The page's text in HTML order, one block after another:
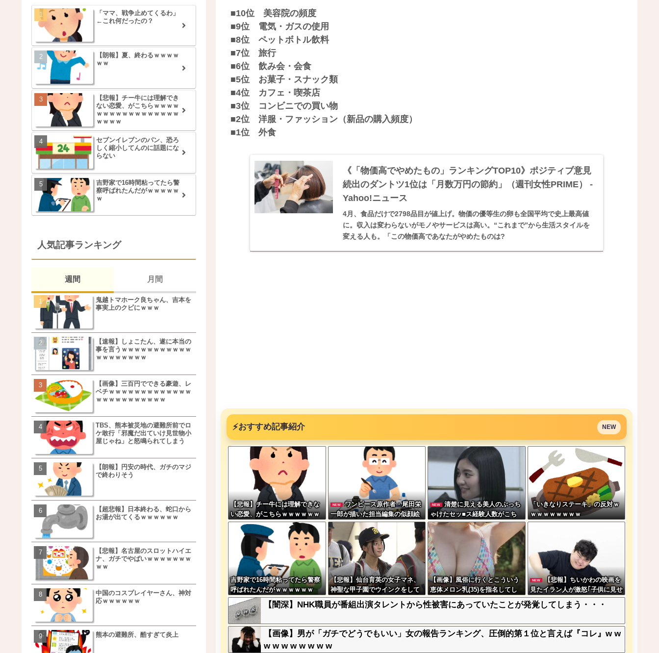
■10位 美容院の頻度
■9位 電気・ガスの使用
■8位 ペットボトル飲料
■7位 旅行
■6位 飲み会・会食
■5位 お菓子・スナック類
■4位 カフェ・喫茶店
■3位 コンビニでの買い物
■2位 洋服・ファッション（新品の購入頻度）
■1位 外食
《「物価高でやめたもの」ランキングTOP10》ポジティブ意見
続出のダントツ1位は「月数万円の節約」（週刊女性PRIME） -
Yahoo!ニュース
4月、食品だけで2798品目が値上げ。物価の優等生の卵も全国平均で史上最高値
に。収入は変わらないがモノやサービスは高い。“これまで”から生活スタイルを
変える人も。「この物価高であなたがやめたものは?
⚡おすすめ記事紹介 NEW
【悲報】チー牛には理解できな
い恋愛、がこちらｗｗｗｗｗｗ
ｗｗｗｗｗｗｗｗｗｗｗｗｗｗ
NEW
ワンピース原作者・尾田栄
一郎が描いた担当編集の似顔絵
「ムダに東大卒」
NEW
清楚に見える美人のぶっち
ゃけたセッ■ス経験人数がこち
らwwwwwwww
「いきなりステーキ」の反対ｗ
ｗｗｗｗｗｗｗｗ
吉野家で16時間粘ってたら警察
呼ばれたんだがｗｗｗｗｗｗ
【悲報】仙台育英の女子マネ、
神聖な甲子園でウインクをして
しまう
【画像】風俗に行くとこういう
恵体メロン乳(35)を指名してし
まう奴wwwww
NEW
【悲報】ちいかわの映画を
見たイラン人が激怒｢子供に見せ
る内容じゃない｡悪影響は計り知
れない｣←これw w w w w w w
【闇深】NHK職員が番組出演タレントから性被害にあっていたことが発覚してしまう・・・
【画像】男が「ガチでどうでもいい」女の報告ランキング、圧倒的第１位と言えば『コレ』w w
w w w w w w w w
「ママ、戦争止めてくるわ」
←これ何だったの？
【朗報】夏、終わるｗｗｗｗ
ｗｗ
【悲報】チー牛には理解でき
ない恋愛、がこちらｗｗｗｗ
ｗｗｗｗｗｗｗｗｗｗｗｗｗ
ｗｗｗｗ
セブンイレブンのパン、恐ろ
しく縮小してんのに話題にな
らない
吉野家で16時間粘ってたら警
察呼ばれたんだがｗｗｗｗｗ
ｗ
人気記事ランキング
週間
鬼越トマホーク良ちゃん、吉本を
事実上のクビにｗｗｗ
【速報】しょこたん、遂に本当の
事を言うｗｗｗｗｗｗｗｗｗｗｗ
ｗｗｗｗｗｗｗｗ
【画像】三百円でできる豪遊、レ
ベチｗｗｗｗｗｗｗｗｗｗｗｗｗ
ｗｗｗｗｗｗｗｗｗｗｗ
TBS、熊本被災地の避難所前でロ
ケ敢行「邪魔だ出ていけ見世物小
屋じゃね」と怒鳴られてしまう
【朗報】円安の時代、ガチのマジ
で終わりそう
【超悲報】日本終わる、蛇口から
お湯が出てくるｗｗｗｗｗｗ
【悲報】名古屋のスロットハイエ
ナ、ガチでやばいｗｗｗｗｗｗｗ
ｗｗ
中国のコスプレイヤーさん、神対
応ｗｗｗｗｗｗ
熊本の避難所、酷すぎて炎上
月間
松本若菜(42歳)とかいう突然現れ
た美人おばさん女優ｗｗｗｗｗｗ
鬼越トマホーク良ちゃん、吉本を
事実上のクビにｗｗｗ
【画像】キモいオジサンが着てる
服一覧がこちらｗｗｗｗｗｗｗｗ
ｗ
【速報】しょこたん、遂に本当の
事を言うｗｗｗｗｗｗｗｗｗｗｗ
ｗｗｗｗｗｗｗｗ
【朗報】NOギルティ炭酸、登場
【画像】例の梨を5000個失った農
家さん、少し流れが変わってくる
【悲報】日本、ついに駅そばの値
段が限界突破ｗｗｗｗｗｗｗｗｗ
【悲報】すき家、炎上ｗｗｗｗｗ
ｗｗｗｗｗｗｗｗｗｗｗｗｗｗｗ
【画像】三百円でできる豪遊、レ
ベチｗｗｗｗｗｗｗｗｗｗｗｗｗ